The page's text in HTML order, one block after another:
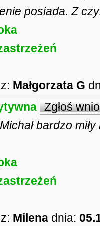
posiada. Z
Małgorzata G
Zgłoś
bardzo
Milena dnia: